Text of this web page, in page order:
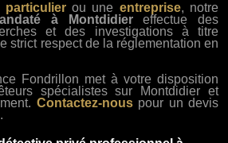
particulierou une entreprise, notre
à Montdidiereffectue des
et des investigations à titre
strict respect de la réglementation en
Fondrillon met à votre disposition
spécialistes sur Montdidier et
Contactez-nouspour un devis